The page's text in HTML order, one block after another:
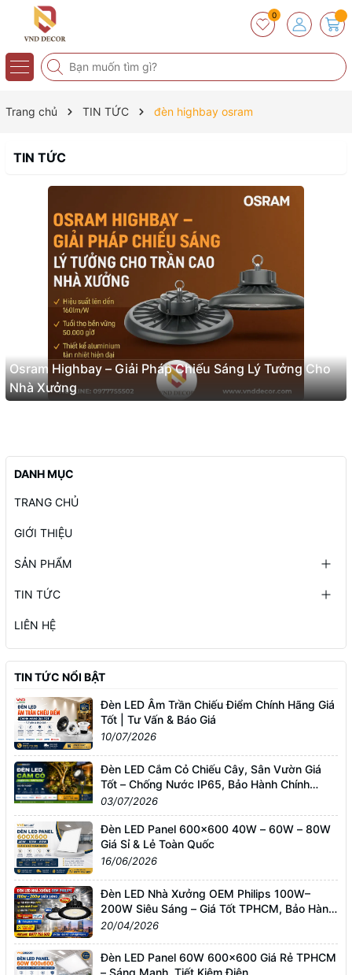
0
Trang chủ TIN TỨC đèn highbay osram
TIN TỨC
Osram Highbay – Giải Pháp Chiếu Sáng Lý Tưởng Cho
Nhà Xưởng
DANH MỤC
TRANG CHỦ
GIỚI THIỆU
SẢN PHẨM
TIN TỨC
LIÊN HỆ
TIN TỨC NỔI BẬT
Đèn LED Âm Trần Chiếu Điểm Chính Hãng Giá
Tốt | Tư Vấn & Báo Giá
10/07/2026
Đèn LED Cắm Cỏ Chiếu Cây, Sân Vườn Giá
Tốt – Chống Nước IP65, Bảo Hành Chính
Hãng
03/07/2026
Đèn LED Panel 600x600 40W – 60W – 80W
Giá Sỉ & Lẻ Toàn Quốc
16/06/2026
Đèn LED Nhà Xưởng OEM Philips 100W–
200W Siêu Sáng – Giá Tốt TPHCM, Bảo Hành
3 Năm
20/04/2026
Đèn LED Panel 60W 600x600 Giá Rẻ TPHCM